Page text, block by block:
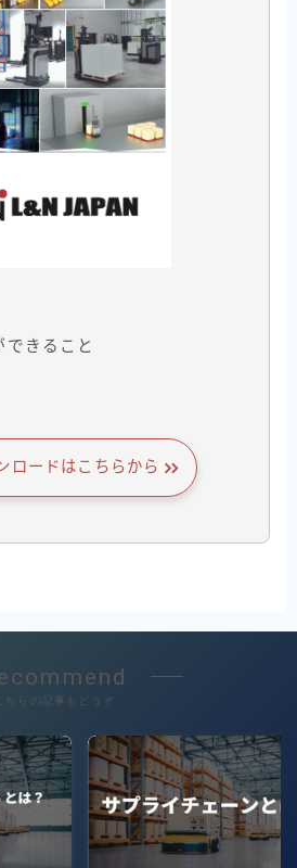
できること
ロードはこちらから
こちらの記事もどうぞ